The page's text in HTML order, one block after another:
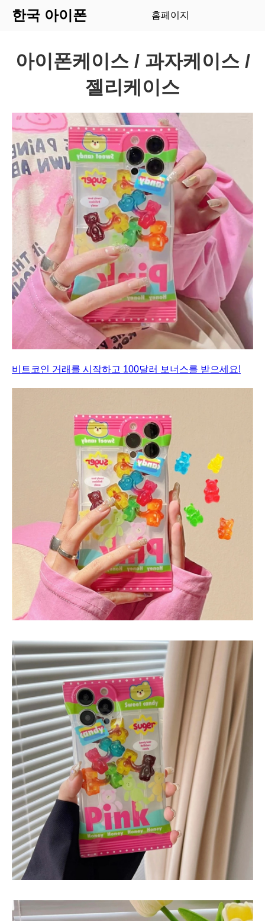
한국 아이폰 홈페이지
아이폰케이스 / 과자케이스 /
젤리케이스
비트코인 거래를 시작하고 100달러 보너스를 받으세요!